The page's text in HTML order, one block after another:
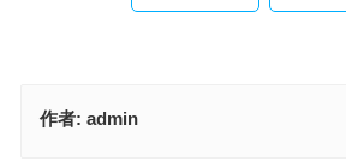
作者: admin